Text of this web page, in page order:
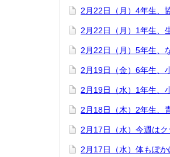
2月22日（月）4年生、
2月22日（月）1年生、
2月22日（月）5年生、
2月19日（金）6年生、
2月19日（水）1年生、
2月18日（木）2年生、
2月17日（水）今週は
2月17日（水）体もぽ